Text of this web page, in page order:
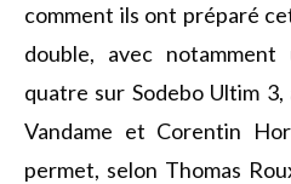
comment ils ont préparé
double, avec
quatre sur Sodebo Ultim
Vandame et Corentin
permet, selon Thomas